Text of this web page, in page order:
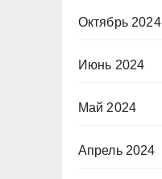
Октябрь 2024
Июнь 2024
Май 2024
Апрель 2024